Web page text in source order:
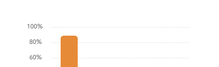
Graphs
100%
80%
60%